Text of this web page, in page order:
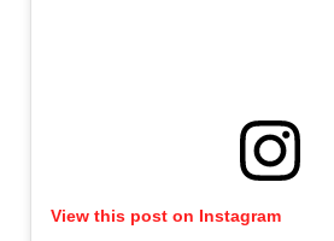
View this post on Instagram